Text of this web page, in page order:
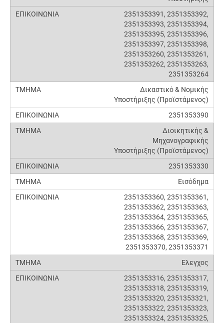
2351353391, 2351353392,
2351353393, 2351353394,
2351353395, 2351353396,
2351353397, 2351353398,
2351353260, 2351353261,
2351353262, 2351353263,
2351353264
Δικαστικό & Νομικής
Υποστήριξης (Προϊστάμενος)
2351353390
Διοικητικής &
Μηχανογραφικής
Υποστήριξης (Προϊστάμενος)
2351353330
Εισόδημα
2351353360, 2351353361,
2351353362, 2351353363,
2351353364, 2351353365,
2351353366, 2351353367,
2351353368, 2351353369,
2351353370, 2351353371
Ελεγχος
2351353316, 2351353317,
2351353318, 2351353319,
2351353320, 2351353321,
2351353322, 2351353323,
2351353324, 2351353325,